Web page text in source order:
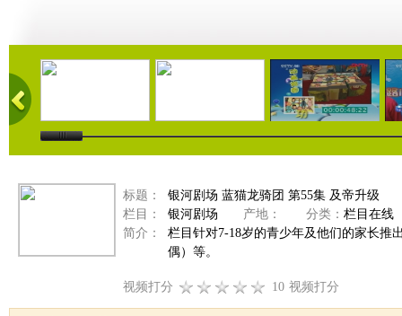
06:17 04:37 06:26
标题：
银河剧场 蓝猫龙骑团 第55集 及帝升级
栏目：
银河剧场 产地： 分类： 栏目在线
简介：
栏目针对7-18岁的青少年及他们的家长推
偶）等。
视频打分 10 视频打分